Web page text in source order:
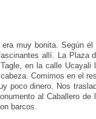
muy bonita. Según
allí. La Plaza
en la calle Ucayali
Comimos en el
poco dinero. Nos
al Caballero de
barcos.